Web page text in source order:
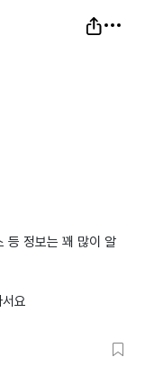
등 정보는 꽤 많이 알
요